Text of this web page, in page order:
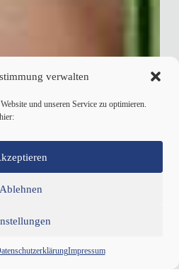
verwalten
und unseren Service zu optimieren.
Ablehnen
Impressum